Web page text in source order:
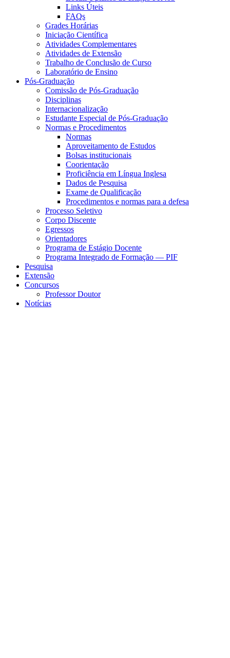
Links Úteis
FAQs
Grades Horárias
Iniciação Científica
Atividades Complementares
Atividades de Extensão
Trabalho de Conclusão de Curso
Laboratório de Ensino
Pós-Graduação
Comissão de Pós-Graduação
Disciplinas
Internacionalização
Estudante Especial de Pós-Graduação
Normas e Procedimentos
Normas
Aproveitamento de Estudos
Bolsas institucionais
Coorientação
Proficiência em Língua Inglesa
Dados de Pesquisa
Exame de Qualificação
Procedimentos e normas para a defesa
Processo Seletivo
Corpo Discente
Egressos
Orientadores
Programa de Estágio Docente
Programa Integrado de Formação — PIF
Pesquisa
Extensão
Concursos
Professor Doutor
Notícias